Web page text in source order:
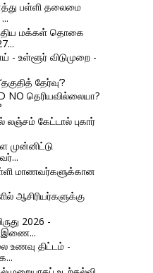
பள்ளி தலைமை
மக்கள் தொகை
- உள்ளூர் விடுமுறை -
தேர்வு’?
NO தெரியவில்லையா?
லஞ்சம் கேட்டால் புகார்
முன்னிட்டு
மாணவர்களுக்கான
ஆசிரியர்களுக்கு
2026 -
உணவு திட்டம் -